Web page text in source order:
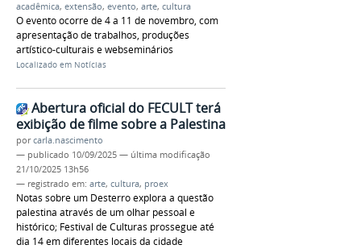
acadêmica, extensão, evento, arte, cultura
O evento ocorre de 4 a 11 de novembro, com
apresentação de trabalhos, produções
artístico-culturais e webseminários
Localizado em Notícias
Abertura oficial do FECULT terá
exibição de filme sobre a Palestina
porcarla.nascimento
— publicado 10/09/2025 — última modificação
21/10/2025 13h56
— registrado em: arte, cultura, proex
Notas sobre um Desterro explora a questão
palestina através de um olhar pessoal e
histórico; Festival de Culturas prossegue até
dia 14 em diferentes locais da cidade